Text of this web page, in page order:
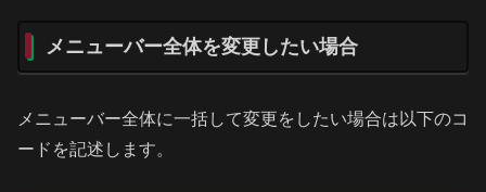
メニューバー全体を変更したい場合
メニューバー全体に一括して変更をしたい場合は以下のコ
ードを記述します。